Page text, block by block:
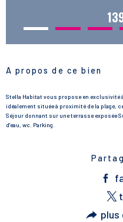
A propos de ce bien
Stella Habitat vous propose en exclusivité
idéalement située à proximité de la plage,
Séjour donnant sur une terrasse exposée
d'eau, wc. Parking.
plus